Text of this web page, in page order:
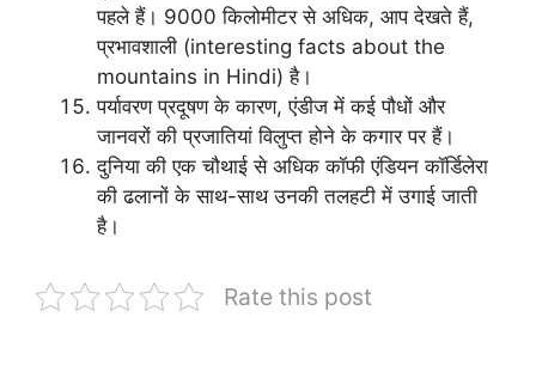
पहले हैं। 9000 किलोमीटर से अधिक, आप देखते हैं,
प्रभावशाली (interesting facts about the
mountains in Hindi) है।
पर्यावरण प्रदूषण के कारण, एंडीज में कई पौधों और
जानवरों की प्रजातियां विलुप्त होने के कगार पर हैं।
दुनिया की एक चौथाई से अधिक कॉफी एंडियन कॉर्डिलेरा
की ढलानों के साथ-साथ उनकी तलहटी में उगाई जाती
है।
Rate this post